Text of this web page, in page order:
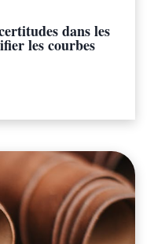
dans les
les courbes